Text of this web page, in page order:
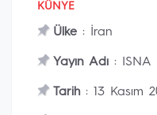
KÜNYE
Ülke : İran
Yayın Adı : ISNA
Tarih : 13 Kasım